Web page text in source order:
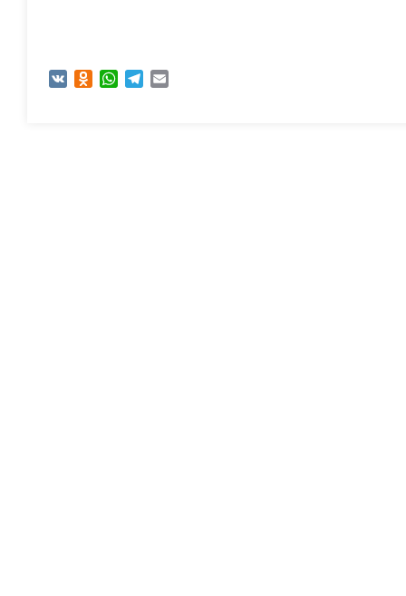
VK Odnoklassniki
WhatsAppTelegram